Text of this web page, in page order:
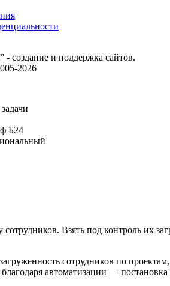
- создание и поддержка сайтов.
2026
Б24
Взять под контроль их
сотрудников по
автоматизации —